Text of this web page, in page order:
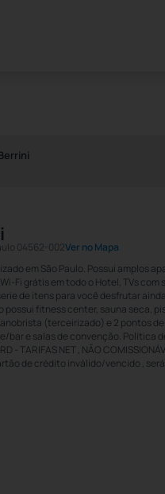
04562-002Ver no Mapa
em São Paulo. Possui amplos
Fi grátis em todo o Hotel, TVs com
de itens para você desfrutar
possui fitness center, sauna seca,
(terceirizado) e 2 pontos
bar e salas de convenção. Política
- TARIFAS NET , NÃO
de crédito inválido/vencido ,